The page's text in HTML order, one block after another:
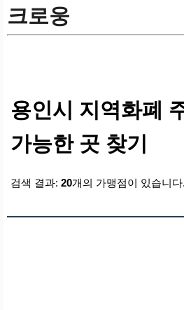
크로웅
용인시 지역화폐
가능한 곳 찾기
검색 결과: 20개의 가맹점이 있습니다.